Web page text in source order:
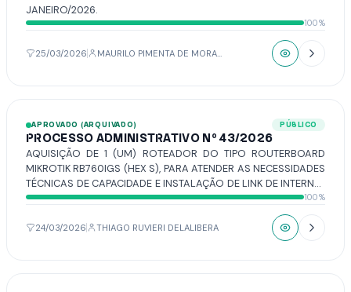
JANEIRO/2026.
100%
25/03/2026 MAURILO PIMENTA DE MORAIS
APROVADO (ARQUIVADO) PÚBLICO
PROCESSO ADMINISTRATIVO Nº 43/2026
AQUISIÇÃO DE 1 (UM) ROTEADOR DO TIPO ROUTERBOARD
MIKROTIK RB760IGS (HEX S), PARA ATENDER AS NECESSIDADES
TÉCNICAS DE CAPACIDADE E INSTALAÇÃO DE LINK DE INTERNET
E PABX EM NUVEM, CONTRATADOS ATRAVÉS DA DISPENSA DE
100%
24/03/2026 THIAGO RUVIERI DELALIBERA